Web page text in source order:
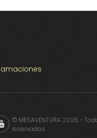
© MESAVENTURA 2026 -
reservados